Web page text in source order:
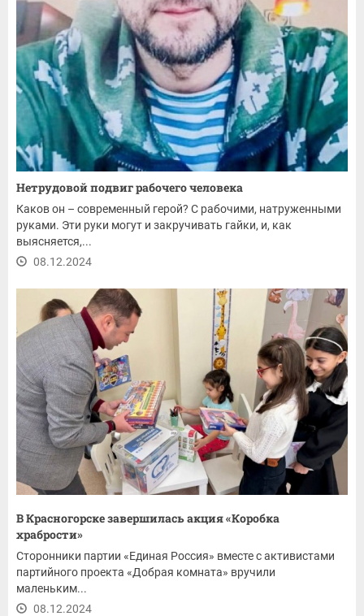
Нетрудовой подвиг рабочего человека
Каков он – современный герой? С рабочими, натруженными
руками. Эти руки могут и закручивать гайки, и, как
выясняется,...
08.12.2024
В Красногорске завершилась акция «Коробка
храбрости»
Сторонники партии «Единая Россия» вместе с активистами
партийного проекта «Добрая комната» вручили
маленьким...
08.12.2024